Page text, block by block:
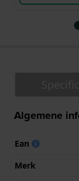
Algemene
Ean
Merk